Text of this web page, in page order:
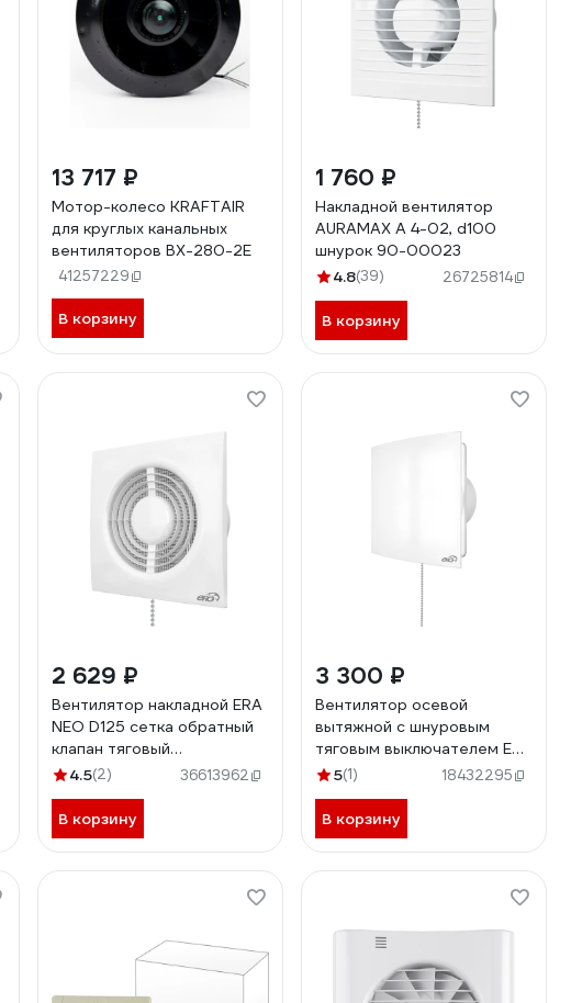
13 717 ₽
Мотор-колесо KRAFTAIR
для круглых канальных
вентиляторов BX-280-2E
41257229
В корзину
1 760 ₽
Накладной вентилятор
AURAMAX A 4-02, d100
шнурок 90-00023
4.8(39) 26725814
В корзину
2 629 ₽
Вентилятор накладной ERA
NEO D125 сетка обратный
клапан тяговый
выключатель NEO 5S C-02
4.5(2) 36613962
В корзину
3 300 ₽
Вентилятор осевой
вытяжной с шнуровым
тяговым выключателем ERA
D123 90-06429 QUADRO 5-
5(1) 18432295
В корзину